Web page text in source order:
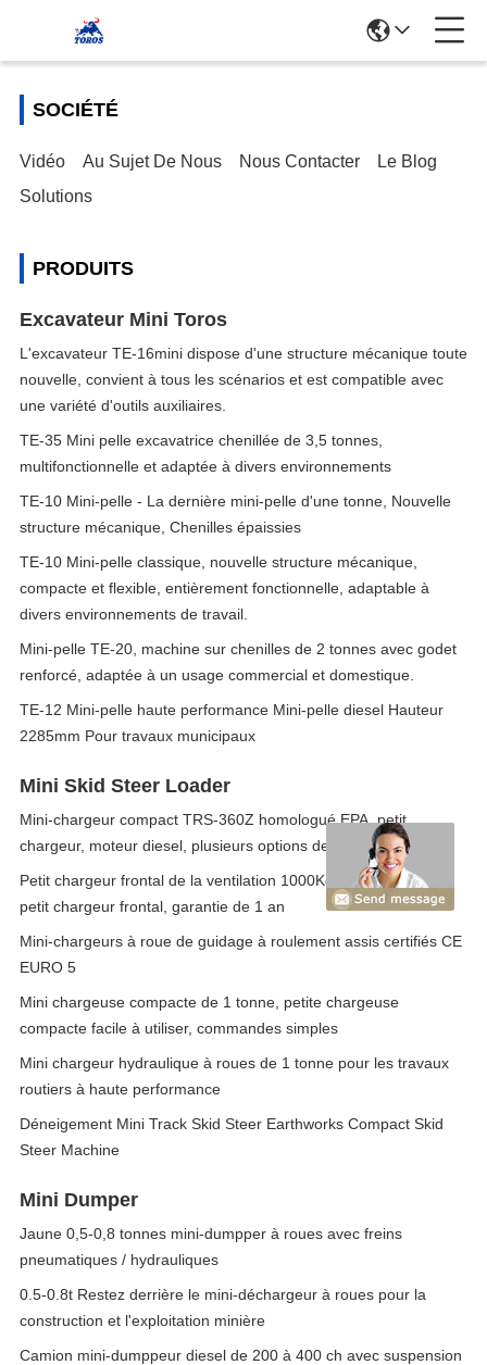
SOCIÉTÉ
Vidéo Au Sujet De Nous Nous Contacter
Le Blog
Solutions
PRODUITS
Excavateur Mini Toros
L'excavateur TE-16mini dispose d'une structure mécanique toute
nouvelle, convient à tous les scénarios et est compatible avec
une variété d'outils auxiliaires.
TE-35 Mini pelle excavatrice chenillée de 3,5 tonnes,
multifonctionnelle et adaptée à divers environnements
TE-10 Mini-pelle - La dernière mini-pelle d'une tonne, Nouvelle
structure mécanique, Chenilles épaissies
TE-10 Mini-pelle classique, nouvelle structure mécanique,
compacte et flexible, entièrement fonctionnelle, adaptable à
divers environnements de travail.
Mini-pelle TE-20, machine sur chenilles de 2 tonnes avec godet
renforcé, adaptée à un usage commercial et domestique.
TE-12 Mini-pelle haute performance Mini-pelle diesel Hauteur
2285mm Pour travaux municipaux
Mini Skid Steer Loader
Mini-chargeur compact TRS-360Z homologué EPA, petit
chargeur, moteur diesel, plusieurs options de couleurs
Petit chargeur frontal de la ventilation 1000Kg de carter fermé,
petit chargeur frontal, garantie de 1 an
Mini-chargeurs à roue de guidage à roulement assis certifiés CE
EURO 5
Mini chargeuse compacte de 1 tonne, petite chargeuse
compacte facile à utiliser, commandes simples
Mini chargeur hydraulique à roues de 1 tonne pour les travaux
routiers à haute performance
Déneigement Mini Track Skid Steer Earthworks Compact Skid
Steer Machine
Mini Dumper
Jaune 0,5-0,8 tonnes mini-dumpper à roues avec freins
pneumatiques / hydrauliques
0.5-0.8t Restez derrière le mini-déchargeur à roues pour la
construction et l'exploitation minière
Camion mini-dumppeur diesel de 200 à 400 ch avec suspension